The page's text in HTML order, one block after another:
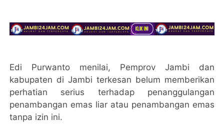
Edi Purwanto menilai, Pemprov Jambi dan
kabupaten di Jambi terkesan belum memberikan
perhatian serius terhadap penanggulangan
penambangan emas liar atau penambangan emas
tanpa izin ini.